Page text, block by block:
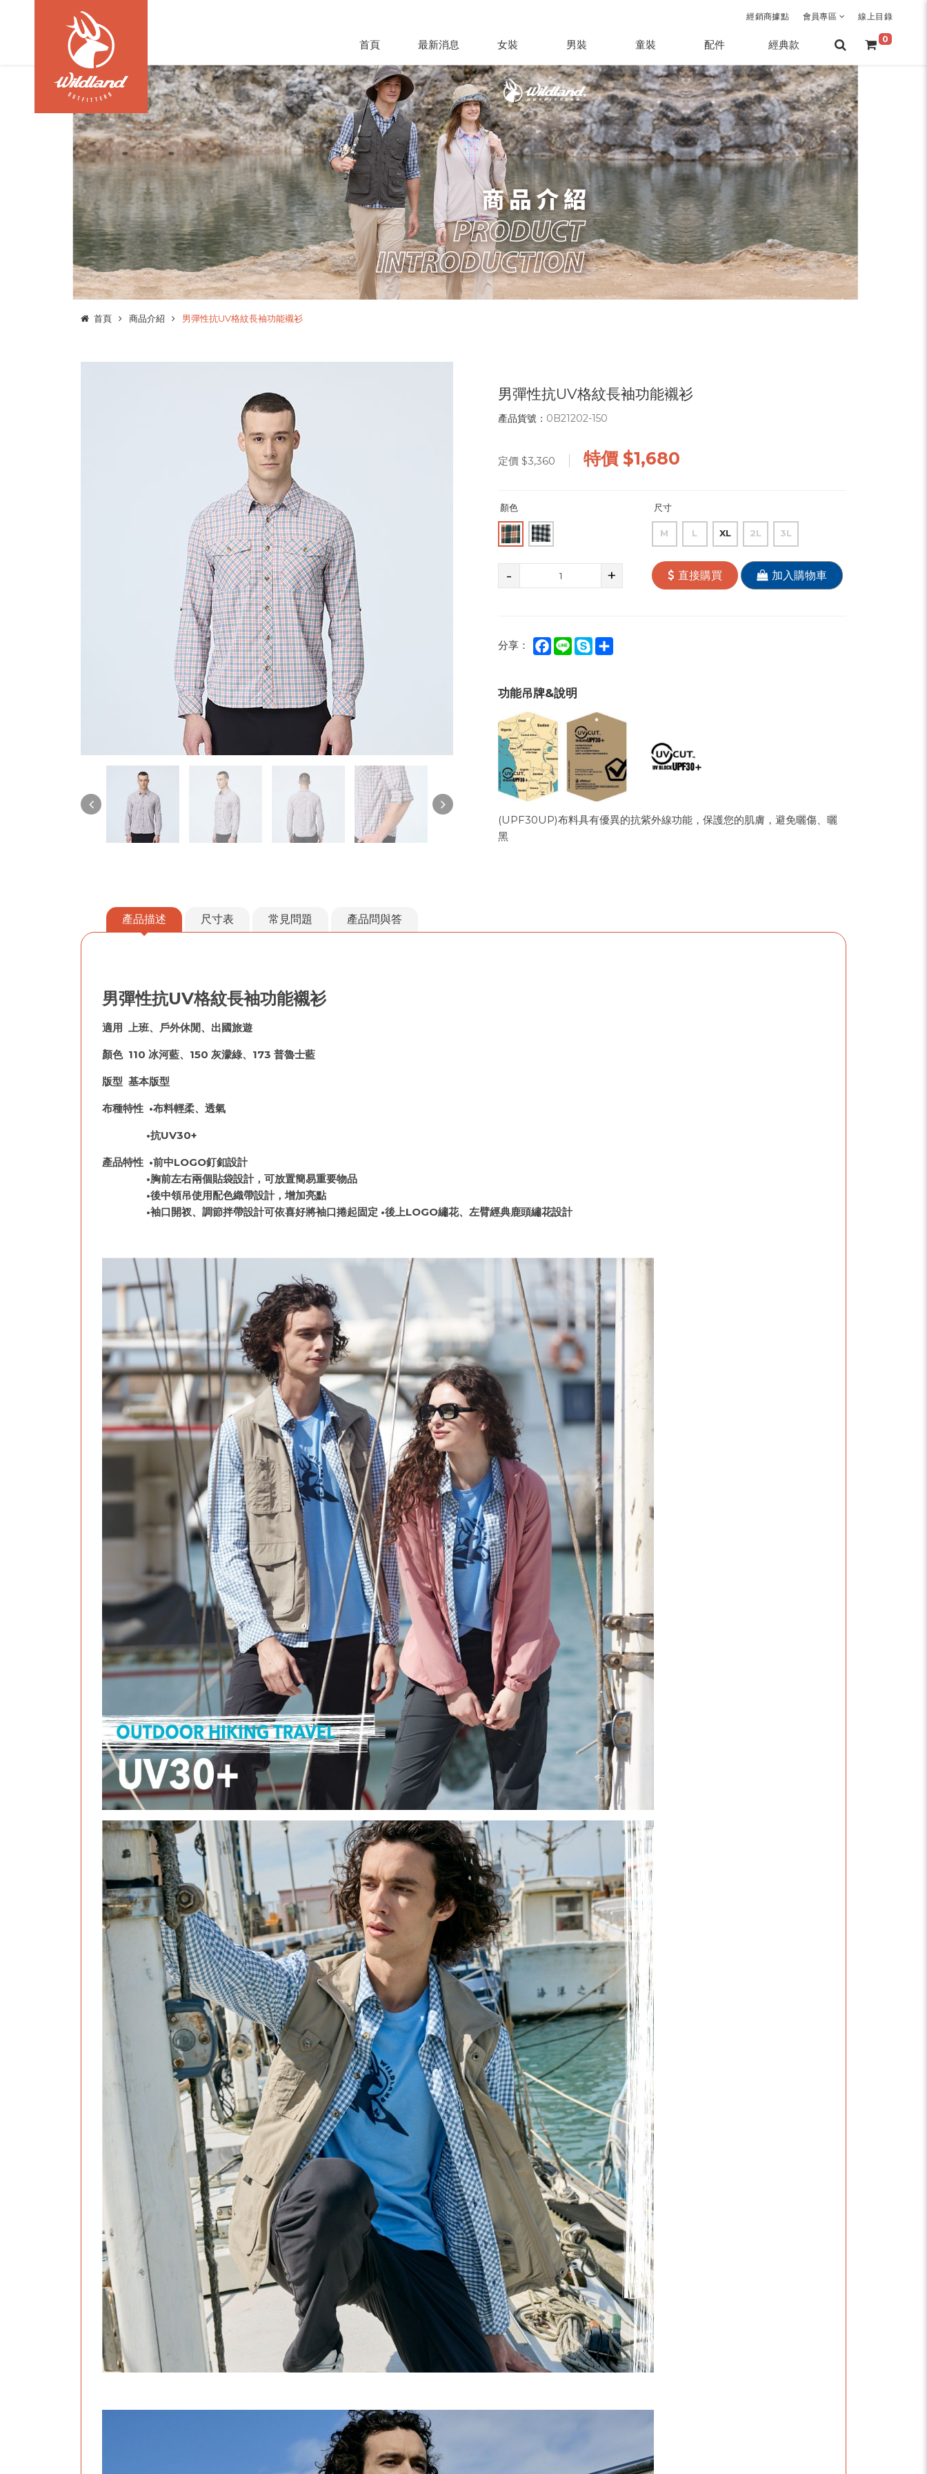
經銷商據點 會員專區 線上目錄
0
首頁 最新消息 女裝 男裝 童裝 配件 經典款
首頁 商品介紹 男彈性抗UV格紋長袖功能襯衫
男彈性抗UV格紋長袖功能襯衫
產品貨號： 0B21202-150
定價 $3,360 特價 $1,680
顏色 尺寸
M L XL 2L 3L
- + 直接購買 加入購物車
分享： Facebook
Line Skype
功能吊牌&說明
(UPF30UP)布料具有優異的抗紫外線功能，保護您的肌膚，避免曬傷、曬
黑
產品描述 尺寸表 常見問題 產品問與答
男彈性抗UV格紋長袖功能襯衫
適用 上班、戶外休閒、出國旅遊
顏色 110 冰河藍、150 灰濛綠、173 普魯士藍
版型 基本版型
布種特性 •布料輕柔、透氣
•抗UV30+
產品特性 •前中LOGO釘釦設計
•胸前左右兩個貼袋設計，可放置簡易重要物品
•後中領吊使用配色織帶設計，增加亮點
•袖口開衩、調節拌帶設計可依喜好將袖口捲起固定 •後上LOGO繡花、左臂經典鹿頭繡花設計